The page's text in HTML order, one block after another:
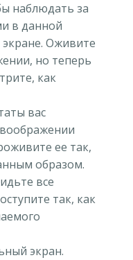
наблюдать за
в данной
Оживите
но теперь
как
вас
ее так,
образом.
все
так, как
экран.